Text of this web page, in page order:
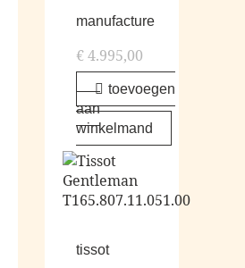
manufacture
€4.995,00
toevoegen
aan
winkelmand
tissot